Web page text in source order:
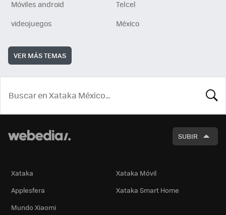
Móviles android
Telcel
videojuegos
México
VER MÁS TEMAS
SUBIR
Xataka
Xataka Móvil
Applesfera
Xataka Smart Home
Mundo Xiaomi